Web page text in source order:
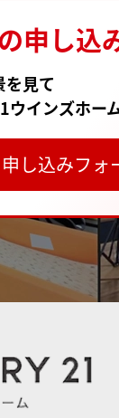
申し込
を見て
ウインズホー
申し込みフォ